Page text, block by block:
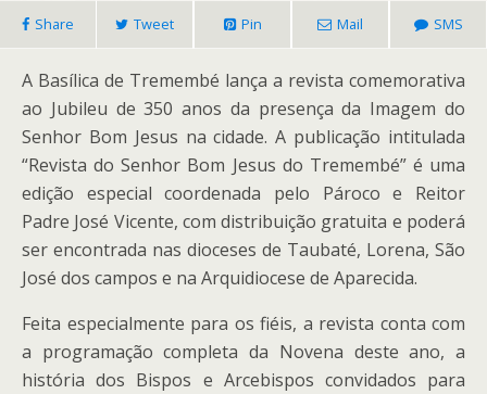
Share Tweet Pin Mail SMS
A Basílica de Tremembé lança a revista comemorativa
ao Jubileu de 350 anos da presença da Imagem do
Senhor Bom Jesus na cidade. A publicação intitulada
“Revista do Senhor Bom Jesus do Tremembé” é uma
edição especial coordenada pelo Pároco e Reitor
Padre José Vicente, com distribuição gratuita e poderá
ser encontrada nas dioceses de Taubaté, Lorena, São
José dos campos e na Arquidiocese de Aparecida.
Feita especialmente para os fiéis, a revista conta com
a programação completa da Novena deste ano, a
história dos Bispos e Arcebispos convidados para